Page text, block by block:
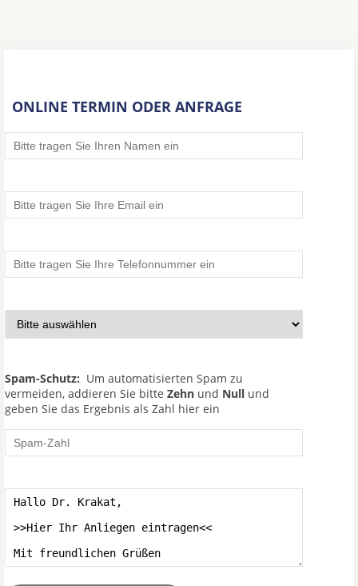
ONLINE TERMIN ODER ANFRAGE
Spam-Schutz: Um automatisierten Spam zu
vermeiden, addieren Sie bitte Zehn und Null und
geben Sie das Ergebnis als Zahl hier ein